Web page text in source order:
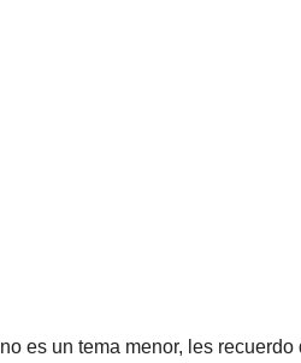
es un tema menor, les